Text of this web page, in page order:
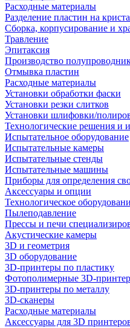
Расходные материалы
Разделение пластин на
Сборка, корпусирование и
Травление
Эпитаксия
Производство
Отмывка пластин
Расходные материалы
Установки обработки фаски
Установки резки слитков
Установки шлифовки/
Технологические решения и
Испытательное оборудование
Испытательные камеры
Испытательные стенды
Испытательные машины
Приборы для определения
Аксессуары и опции
Технологическое
Пылеподавление
Прессы и печи
Акустические камеры
3D и геометрия
3D оборудование
3D-принтеры по пластику
Фотополимерные 3D-
3D-принтеры по металлу
3D-сканеры
Расходные материалы
Аксессуары для 3D